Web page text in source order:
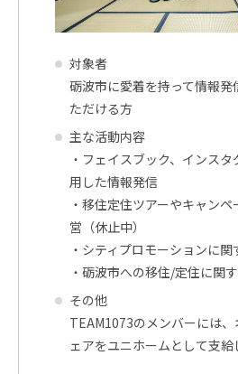
対象者
砺波市に愛着を持って情報発
ただける方
主な活動内容
・フェイスブック、インス
用した情報発信
・移住定住ツアーやキャン
営（休止中）
・シティプロモーションに
・砺波市への移住/定住に関
その他
TEAM1073のメンバーには
ェアをユニホームとして支給